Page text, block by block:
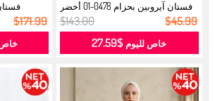
فستان آيروبين بحزام 0478-01 أخضر
زم...
$143.00 $45.99
خاص لليوم $27.59
$171.99
خاص